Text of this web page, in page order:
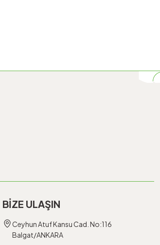
BİZE ULAŞIN
Ceyhun Atuf Kansu Cad. No:116
Balgat/ANKARA